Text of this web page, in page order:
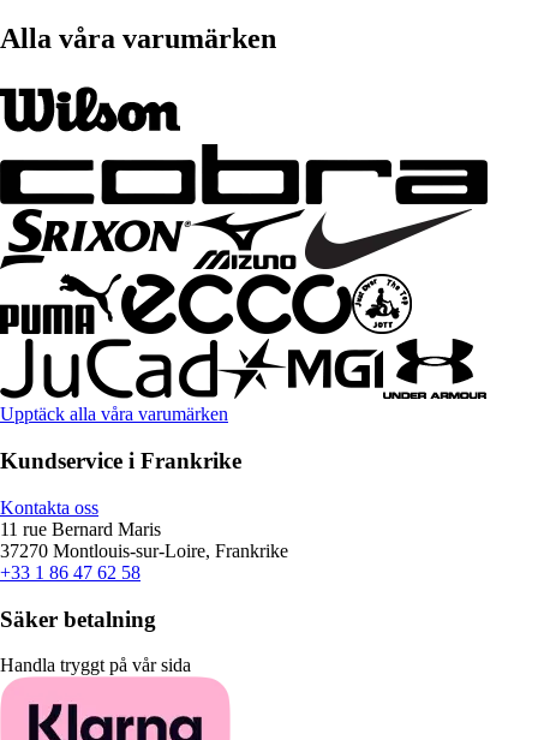
Alla våra varumärken
Upptäck alla våra varumärken
Kundservice i Frankrike
Kontakta oss
11 rue Bernard Maris
37270 Montlouis-sur-Loire, Frankrike
+33 1 86 47 62 58
Säker betalning
Handla tryggt på vår sida